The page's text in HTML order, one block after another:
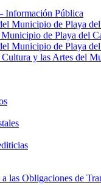
Información Pública
Municipio de Playa
de Playa del
Municipio de Playa
y las Artes del
las Obligaciones de